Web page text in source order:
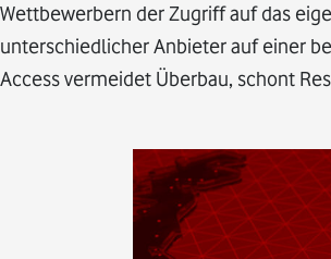
Wettbewerbern der Zugriff auf das
unterschiedlicher Anbieter auf einer
Access vermeidet Überbau, schont